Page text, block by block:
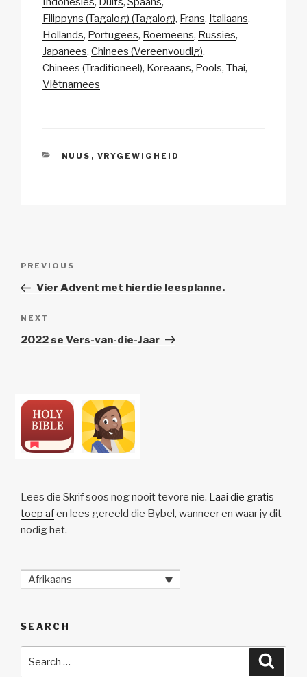
y
Li
n
k
e
b
o
s
A
p
p
c
h
e
Filippyns (Tagalog) (Tagalog) Frans Italiaans
Hollands Portugees Roemeens Russies
Japanees Chinees (Vereenvoudig)
Chinees (Traditioneel) Koreaans Pools Thai
Viëtnamees
CATEGORIES
NUUS , VRYGEWIGHEID
Previous
Post
PREVIOUS
Vier Advent met hierdie leesplanne.
Next
Post
NEXT
2022 se Vers-van-die-Jaar
Lees die Skrif soos nog nooit tevore nie. Laai die gratis
toep afen lees gereeld die Bybel, wanneer en waar jy dit
nodig het.
Afrikaans
SEARCH